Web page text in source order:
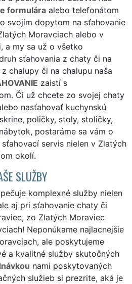
formulára alebo telefonátom
svojím dopytom na sťahovanie
Moravciach alebo v
a my sa už o všetko
sťahovania z chaty či na
chalupy či na chalupu naša
zaistí s
Či už chcete zo svojej chaty
nasťahovať kuchynskú
poličky, stoly, stoličky,
postaráme sa vám o
servis nielen v Zlatých
okolí.
SLUŽBY
komplexné služby nielen
aj pri sťahovanie chaty či
zo Zlatých Moraviec
Neponúkame najlacnejšie
ale poskytujeme
a kvalitné služby skutočných
nami poskytovaných
služieb si prezrite, aká je